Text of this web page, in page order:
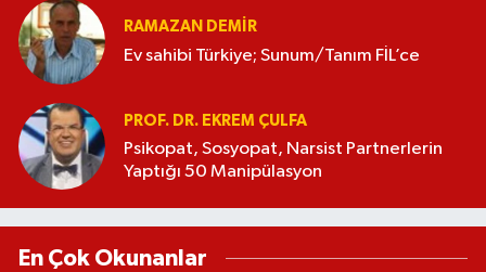
RAMAZAN DEMİR
Ev sahibi Türkiye; Sunum/Tanım FİL’ce
PROF. DR. EKREM ÇULFA
Psikopat, Sosyopat, Narsist Partnerlerin
Yaptığı 50 Manipülasyon
En Çok Okunanlar